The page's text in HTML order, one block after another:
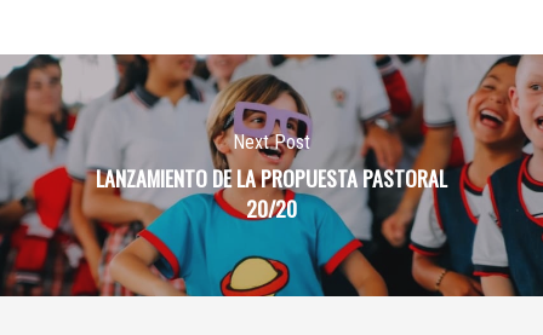
Next Post
LANZAMIENTO DE LA PROPUESTA PASTORAL
20/20